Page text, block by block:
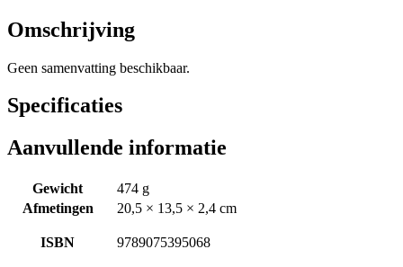
Omschrijving
Geen samenvatting beschikbaar.
Specificaties
Aanvullende informatie
Gewicht
474 g
Afmetingen
20,5 × 13,5 × 2,4 cm
ISBN 9789075395068